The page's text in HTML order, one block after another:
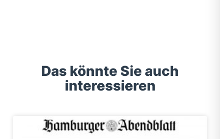
Das könnte Sie auch
interessieren